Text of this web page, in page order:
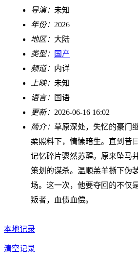
导演： 未知
年份： 2026
地区： 大陆
类型：
国产
频道： 内详
上映： 未知
语言：
国语
更新： 2026-06-16 16:02
简介： 草原深处，失忆的豪门
柔照料下，情愫暗生。直到昔
记忆碎片骤然苏醒。原来坠马
策划的谋杀。温顺羔羊撕下伪
场。这一次，他要夺回的不仅
叛者，血债血偿。
本地记录
清空记录